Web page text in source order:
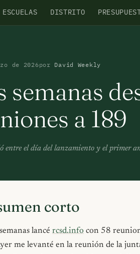
ESCUELAS DISTRITO
de 2026por David Weekly
semanas
a 189
entre el día del lanzamiento y el primer
corto
lancé rcsd.info con 58
me levanté en la reunión de la